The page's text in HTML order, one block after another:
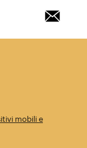
mobili e